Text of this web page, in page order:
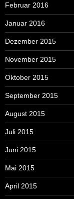
Februar 2016
Januar 2016
Dezember 2015
November 2015
Oktober 2015
September 2015
August 2015
Juli 2015
Juni 2015
Mai 2015
April 2015